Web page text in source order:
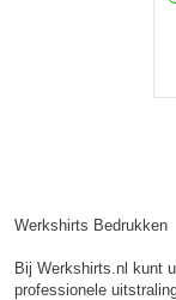
Werkshirts Bedrukken
Bij Werkshirts.nl kunt
professionele